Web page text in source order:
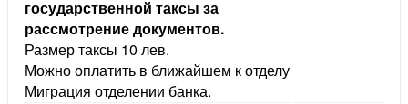
осударственной таксы за
рассмотрение документов.
Размер таксы 10 лев.
Можно оплатить в ближайшем к отделу
Миграция отделении банка.